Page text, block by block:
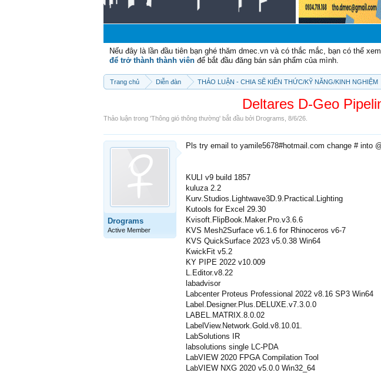
Nếu đây là lần đầu tiên bạn ghé thăm dmec.vn và có thắc mắc, bạn có thể xem
để trở thành thành viên để bắt đầu đăng bán sản phẩm của mình.
Trang chủ Diễn đàn THẢO LUẬN - CHIA SẼ KIẾN THỨC/KỸ NĂNG/KINH NGHIỆM
Deltares D-Geo
Thảo luận trong 'Thông gió thông thường' bắt đầu bởi Drograms 8/6/26
Drograms
Active Member
Pls try email to yamile5678#hotmail.com change # into
KULI v9 build 1857
kuluza 2.2
Kurv.Studios.Lightwave3D.9.Practical.Lighting
Kutools for Excel 29.30
Kvisoft.FlipBook.Maker.Pro.v3.6.6
KVS Mesh2Surface v6.1.6 for Rhinoceros v6-7
KVS QuickSurface 2023 v5.0.38 Win64
KwickFit v5.2
KY PIPE 2022 v10.009
L.Editor.v8.22
labadvisor
Labcenter Proteus Professional 2022 v8.16 SP3 Win64
Label.Designer.Plus.DELUXE.v7.3.0.0
LABEL.MATRIX.8.0.02
LabelView.Network.Gold.v8.10.01.
LabSolutions IR
labsolutions single LC-PDA
LabVIEW 2020 FPGA Compilation Tool
LabVIEW NXG 2020 v5.0.0 Win32_64